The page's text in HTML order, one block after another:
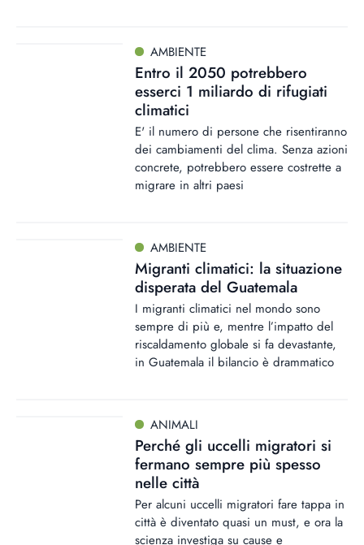
AMBIENTE
Entro il 2050 potrebbero
esserci 1 miliardo di rifugiati
climatici
E' il numero di persone che risentiranno
dei cambiamenti del clima. Senza azioni
concrete, potrebbero essere costrette a
migrare in altri paesi
AMBIENTE
Migranti climatici: la situazione
disperata del Guatemala
I migranti climatici nel mondo sono
sempre di più e, mentre l’impatto del
riscaldamento globale si fa devastante,
in Guatemala il bilancio è drammatico
ANIMALI
Perché gli uccelli migratori si
fermano sempre più spesso
nelle città
Per alcuni uccelli migratori fare tappa in
città è diventato quasi un must, e ora la
scienza investiga su cause e